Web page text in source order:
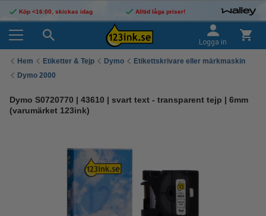
Köp <16:00, skickas idag Alltid låga priser!
Logga in
Hem Etiketter & Tejp Dymo
Etikettskrivare eller märkmaskin
Dymo 2000
Dymo S0720770 | 43610 | svart text - transparent tejp | 6mm
(varumärket 123ink)